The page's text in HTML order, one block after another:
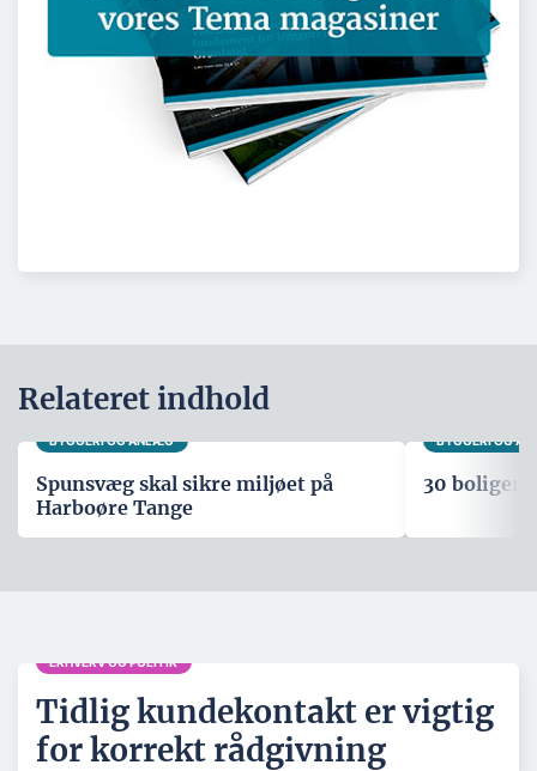
Relateret indhold
BYGGERI OG ANLÆG
Spunsvæg skal sikre miljøet på
Harboøre Tange
BYGGERI OG
30 boliger
ERHVERV OG POLITIK
Tidlig kundekontakt er vigtig
for korrekt rådgivning